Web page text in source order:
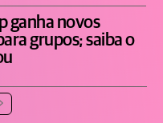
ganha novos
grupos; saiba o